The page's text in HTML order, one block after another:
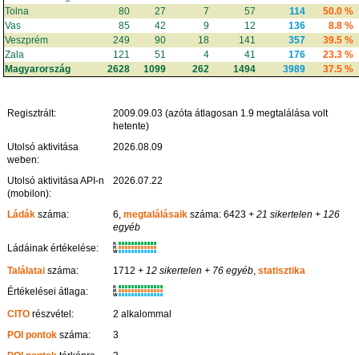
Tolna
80 27 7 57 114
50.0 %
Vas
85 42 9 12 136
8.8 %
Veszprém
249 90 18 141 357
39.5 %
Zala
121 51 4 41 176
23.3 %
Magyarország
2628 1099 262 1494 3989 37.5 %
Regisztrált:
2009.09.03 (azóta átlagosan 1.9 megtalálása volt
hetente)
Utolsó aktivitása
weben:
2026.08.09
Utolsó aktivitása API-n
(mobilon):
2026.07.22
Ládák száma: 6,megtalálásaik száma: 6423 + 21 sikertelen + 126
egyéb
Ládáinak értékelése:
K
R
W
Találatai száma: 1712 + 12 sikertelen + 76 egyéb ,statisztika
Értékelései átlaga:
K
R
W
CITO részvétel:
2 alkalommal
POI pontok száma:
3